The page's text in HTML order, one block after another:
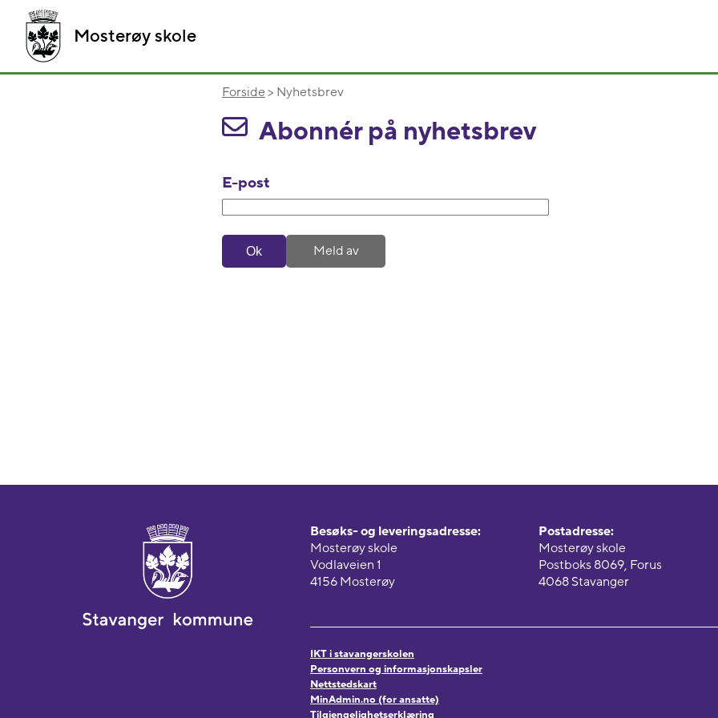
Mosterøy skole
Forside > Nyhetsbrev
Abonnér på nyhetsbrev
E-post
Meld av
Besøks- og leveringsadresse:
Mosterøy skole
Vodlaveien 1
4156 Mosterøy
Postadresse:
Mosterøy skole
Postboks 8069, Forus
4068 Stavanger
IKT i stavangerskolen
Personvern og informasjonskapsler
Nettstedskart
MinAdmin.no (for ansatte)
Tilgjengelighetserklæring